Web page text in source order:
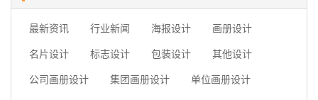
最新资讯 行业新闻 海报设计 画册设计
名片设计 标志设计 包装设计 其他设计
公司画册设计 集团画册设计 单位画册设计